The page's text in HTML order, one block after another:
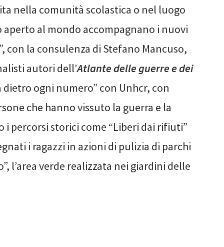
nella comunità scolastica o nel luogo
al mondo accompagnano i nuovi
con la consulenza di Stefano Mancuso,
autori dell’Atlante delle guerre e dei
dietro ogni numero” con Unhcr, con
che hanno vissuto la guerra e la
i percorsi storici come “Liberi dai rifiuti”
i ragazzi in azioni di pulizia di parchi
l’area verde realizzata nei giardini delle